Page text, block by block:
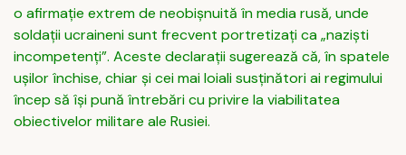
o afirmație extrem de neobișnuită în media rusă, unde
soldații ucraineni sunt frecvent portretizați ca „naziști
incompetenți”. Aceste declarații sugerează că, în spatele
ușilor închise, chiar și cei mai loiali susținători ai regimului
încep să își pună întrebări cu privire la viabilitatea
obiectivelor militare ale Rusiei.